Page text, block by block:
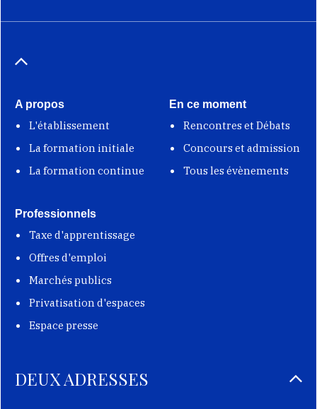
A propos
L'établissement
La formation initiale
La formation continue
En ce moment
Rencontres et Débats
Concours et admission
Tous les évènements
Professionnels
Taxe d'apprentissage
Offres d'emploi
Marchés publics
Privatisation d'espaces
Espace presse
DEUX ADRESSES